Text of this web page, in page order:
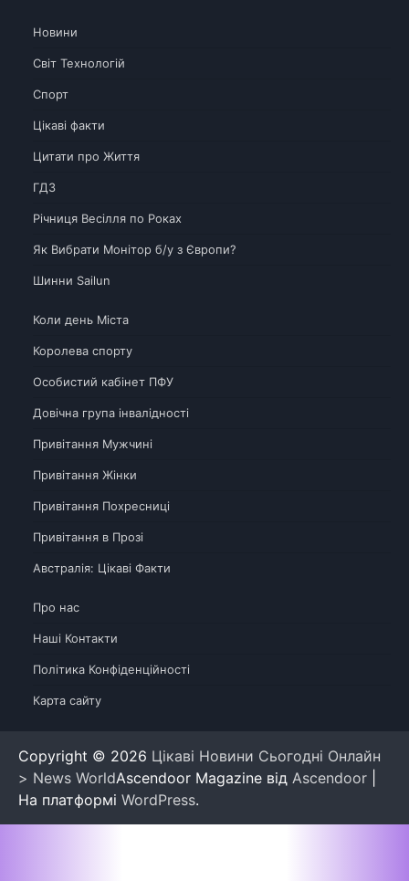
Новини
Світ Технологій
Спорт
Цікаві факти
Цитати про Життя
ГДЗ
Річниця Весілля по Роках
Як Вибрати Монітор б/у з Європи?
Шинни Sailun
Коли день Міста
Королева спорту
Особистий кабінет ПФУ
Довічна група інвалідності
Привітання Мужчині
Привітання Жінки
Привітання Похресниці
Привітання в Прозі
Австралія: Цікаві Факти
Про нас
Наші Контакти
Політика Конфіденційності
Карта сайту
Copyright © 2026 Цікаві Новини Сьогодні Онлайн
> News WorldAscendoor Magazine від Ascendoor
На платформі WordPress.